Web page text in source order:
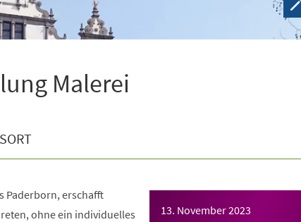
Malerei
13. November 2023
Paderborn, erschafft
ohne ein individuelles